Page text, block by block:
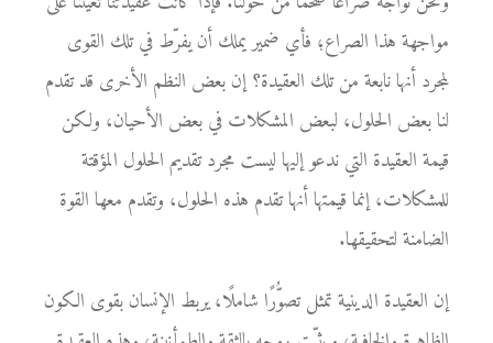
مواجهة هذا الصراع؛ فأي ضمير يملك أن يفرّط في تلك القوى
لمجرد أنها نابعة من تلك العقيدة؟ إن بعض النظم الأخرى قد تقدم
لنا بعض الحلول، لبعض المشكلات في بعض الأحيان، ولكن
قيمة العقيدة التي ندعو إليها ليست مجرد تقديم الحلول المؤقتة
للمشكلات، إنما قيمتها أنها تقدم هذه الحلول، وتقدم معها القوة
الضامنة لتحقيقها.
إن العقيدة الدينية تمثل تصوُّرًا شاملًا، يربط الإنسان بقوى الكون